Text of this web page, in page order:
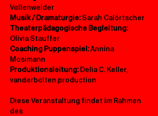
Vollenweider
Musik / Dramaturgie: Sarah Calörtscher
Theaterpädagogische Begleitung:
Olivia Stauffer
Coaching Puppenspiel: Annina
Mosimann
Produktionsleitung: Delia C. Keller,
vanderbolten.production
Diese Veranstaltung findet im Rahmen
des